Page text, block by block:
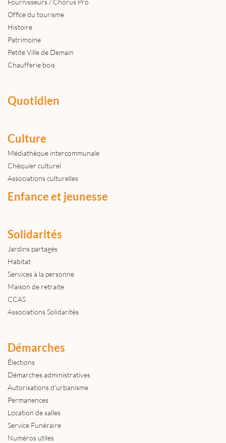
Fournisseurs / Chorus Pro
Office du tourisme
Histoire
Patrimoine
Petite Ville de Demain
Chaufferie bois
Quotidien
Culture
Médiathèque intercommunale
Chéquier culturel
Associations culturelles
Enfance et jeunesse
Solidarités
Jardins partagés
Habitat
Services à la personne
Maison de retraite
CCAS
Associations Solidarités
Démarches
Élections
Démarches administratives
Autorisations d'urbanisme
Permanences
Location de salles
Service Funéraire
Numéros utiles